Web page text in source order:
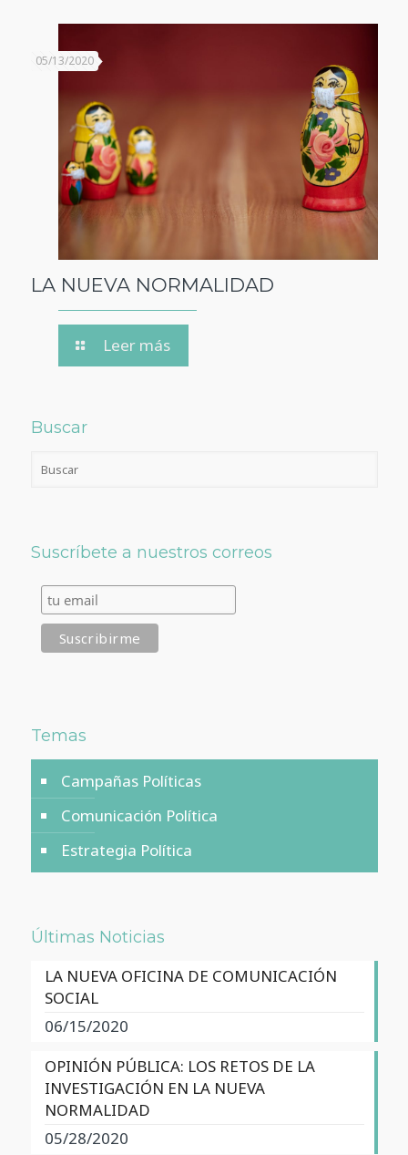
05/13/2020
LA NUEVA NORMALIDAD
Leer más
Buscar
Suscríbete a nuestros correos
Temas
Campañas Políticas
Comunicación Política
Estrategia Política
Últimas Noticias
LA NUEVA OFICINA DE COMUNICACIÓN
SOCIAL
06/15/2020
OPINIÓN PÚBLICA: LOS RETOS DE LA
INVESTIGACIÓN EN LA NUEVA
NORMALIDAD
05/28/2020